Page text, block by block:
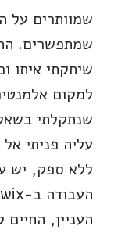
שמתפשרים.
שיחקתי איתו
למקום
שנתקלתי
עליה פניתי
ללא ספק, יש
העניין,